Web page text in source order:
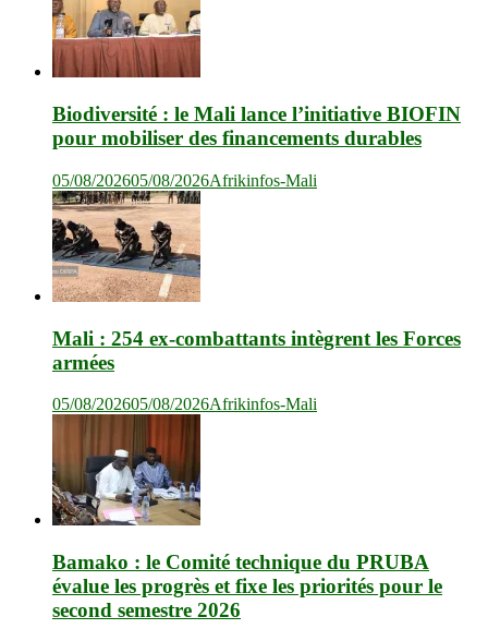
Biodiversité : le Mali lance l’initiative BIOFIN
pour mobiliser des financements durables
05/08/202605/08/2026Afrikinfos-Mali
Mali : 254 ex-combattants intègrent les Forces
armées
05/08/202605/08/2026Afrikinfos-Mali
Bamako : le Comité technique du PRUBA
évalue les progrès et fixe les priorités pour le
second semestre 2026